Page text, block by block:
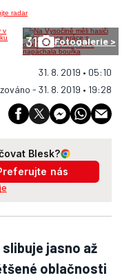
31 Fotogalerie >
31. 8. 2019 • 05:10
- 31. 8. 2019 • 19:28
Blesk?
nás
jasno až
oblačnosti